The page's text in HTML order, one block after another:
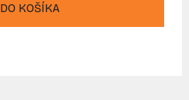
DO KOŠÍKA